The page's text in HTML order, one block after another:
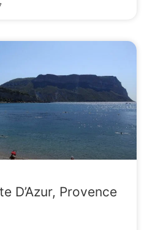
D’Azur, Provence